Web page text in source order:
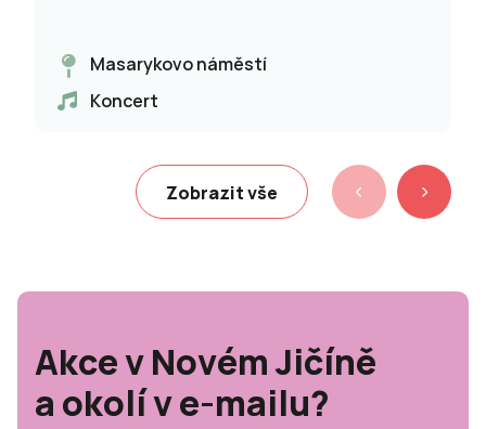
Masarykovo náměstí
Koncert
Zobrazit vše
Akce v Novém Jičíně
a okolí v e-mailu?